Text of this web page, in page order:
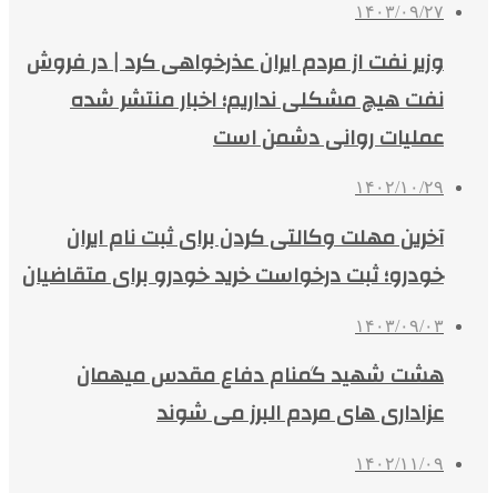
۱۴۰۳/۰۹/۲۷
وزیر نفت از مردم ایران عذرخواهی کرد | در فروش
نفت هیچ مشکلی نداریم؛ اخبار منتشر شده
عملیات روانی دشمن است
۱۴۰۲/۱۰/۲۹
آخرین مهلت وکالتی کردن برای ثبت نام ایران
خودرو؛ ثبت درخواست خرید خودرو برای متقاضیان
۱۴۰۳/۰۹/۰۳
هشت شهید گمنام دفاع مقدس میهمان
عزاداری های مردم البرز می شوند
۱۴۰۲/۱۱/۰۹